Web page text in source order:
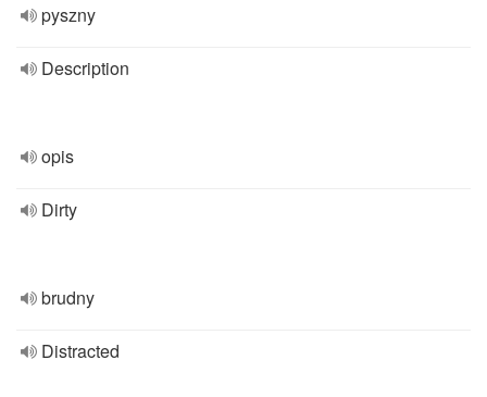
pyszny
Description
opis
Dirty
brudny
Distracted